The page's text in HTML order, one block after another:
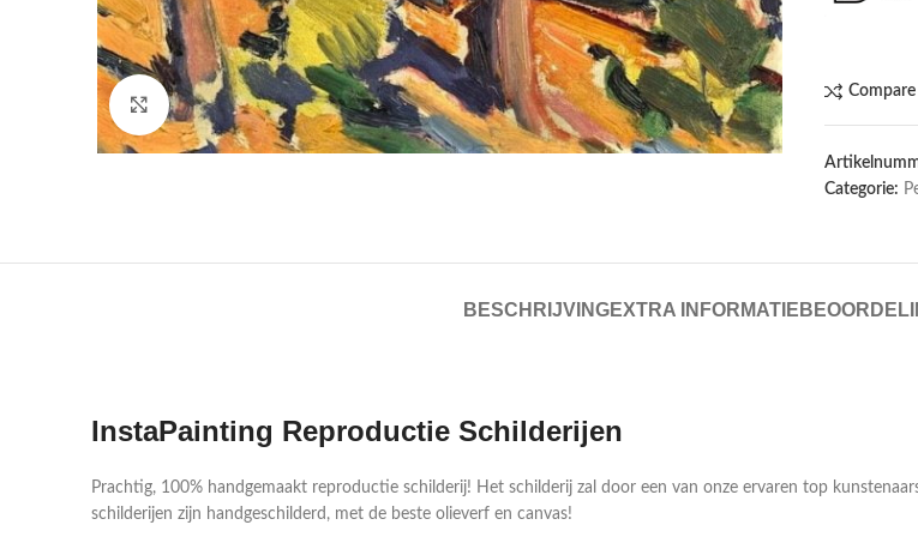
Click to enlarge
Compare
Categorie:
BESCHRIJVINGEXTRA INFORMATIE
InstaPainting Reproductie Schilderijen
Prachtig, 100% handgemaakt reproductie schilderij! Het schilderij zal door een van onze ervaren top
schilderijen zijn handgeschilderd, met de beste olieverf en canvas!